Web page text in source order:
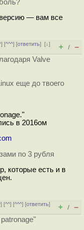
— вам все
] [^^^] [ответить][↓]
+ / –
Valve
еще до твоего
в 2016ом
по 3 рубля
которые есть и в
] [^^] [^^^] [ответить]
+ / –